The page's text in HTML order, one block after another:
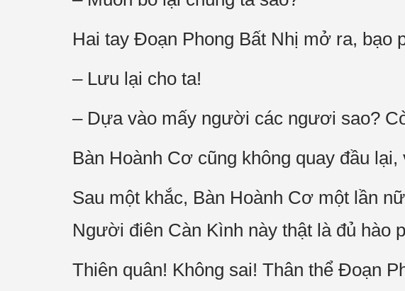
Hai tay Đoạn Phong Bất Nhị mở ra, bạo
– Lưu lại cho ta!
– Dựa vào mấy người các ngươi sao?
Bàn Hoành Cơ cũng không quay đầu
Sau một khắc, Bàn Hoành Cơ một lần
Người điên Càn Kình này thật là đủ hào
Thiên quân! Không sai! Thân thể Đoạn